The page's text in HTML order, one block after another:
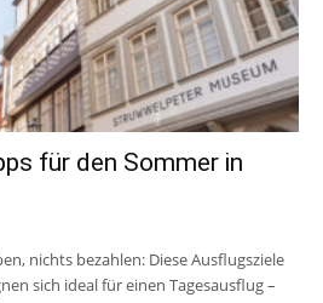
für den Sommer in
nichts bezahlen: Diese Ausflugsziele
sich ideal für einen Tagesausflug –